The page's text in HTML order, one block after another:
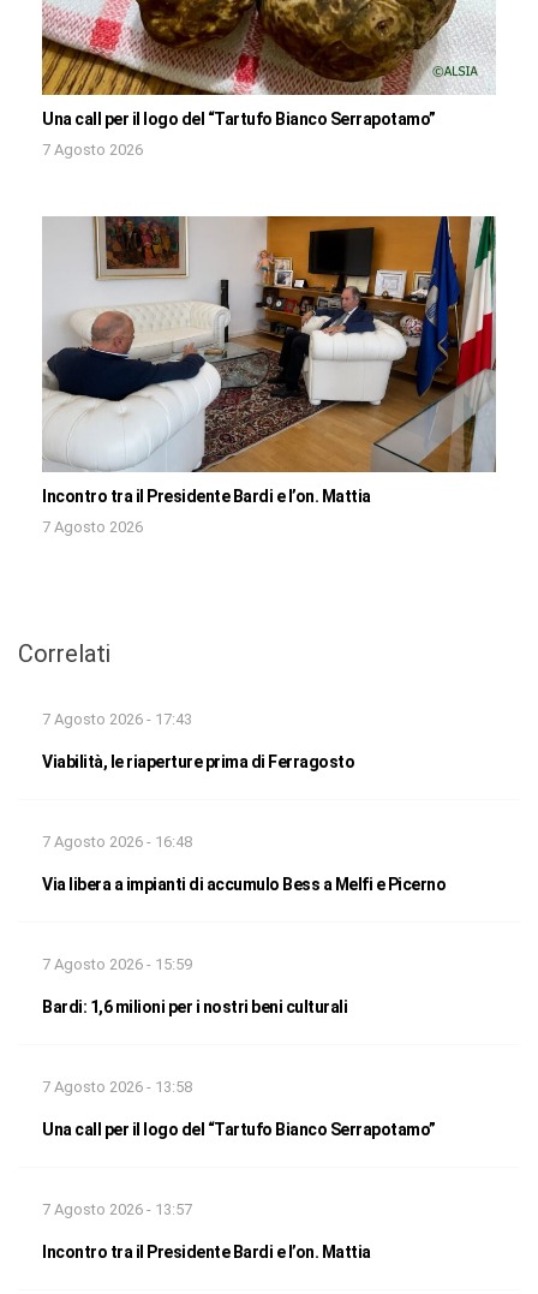
Una call per il logo del “Tartufo Bianco Serrapotamo”
7 Agosto 2026
Incontro tra il Presidente Bardi e l’on. Mattia
7 Agosto 2026
Correlati
7 Agosto 2026 - 17:43
Viabilità, le riaperture prima di Ferragosto
7 Agosto 2026 - 16:48
Via libera a impianti di accumulo Bess a Melfi e Picerno
7 Agosto 2026 - 15:59
Bardi: 1,6 milioni per i nostri beni culturali
7 Agosto 2026 - 13:58
Una call per il logo del “Tartufo Bianco Serrapotamo”
7 Agosto 2026 - 13:57
Incontro tra il Presidente Bardi e l’on. Mattia